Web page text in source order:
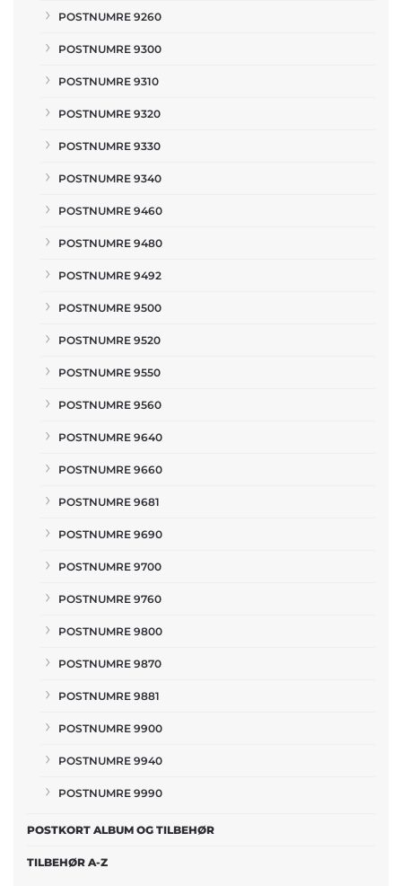
POSTNUMRE 9260
POSTNUMRE 9300
POSTNUMRE 9310
POSTNUMRE 9320
POSTNUMRE 9330
POSTNUMRE 9340
POSTNUMRE 9460
POSTNUMRE 9480
POSTNUMRE 9492
POSTNUMRE 9500
POSTNUMRE 9520
POSTNUMRE 9550
POSTNUMRE 9560
POSTNUMRE 9640
POSTNUMRE 9660
POSTNUMRE 9681
POSTNUMRE 9690
POSTNUMRE 9700
POSTNUMRE 9760
POSTNUMRE 9800
POSTNUMRE 9870
POSTNUMRE 9881
POSTNUMRE 9900
POSTNUMRE 9940
POSTNUMRE 9990
POSTKORT ALBUM OG TILBEHØR
TILBEHØR A-Z